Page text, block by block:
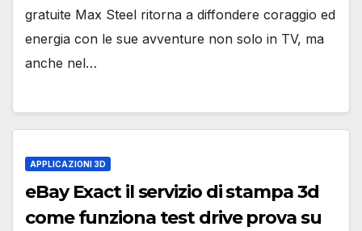
gratuite Max Steel ritorna a diffondere coraggio ed
energia con le sue avventure non solo in TV, ma
anche nel…
APPLICAZIONI 3D
eBay Exact il servizio di stampa 3d
come funziona test drive prova su